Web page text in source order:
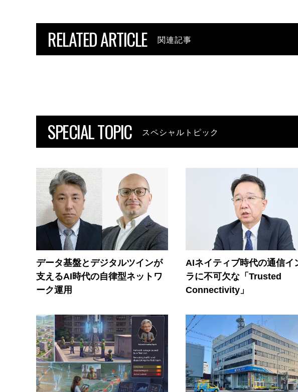
RELATED ARTICLE 関連記事
SPECIAL TOPIC スペシャルトピック
データ基盤とデジタルツインが
支えるAI時代の自律型ネットワ
ーク運用
AIネイティブ時代の通信イ
ラに不可欠な「Trusted
Connectivity」